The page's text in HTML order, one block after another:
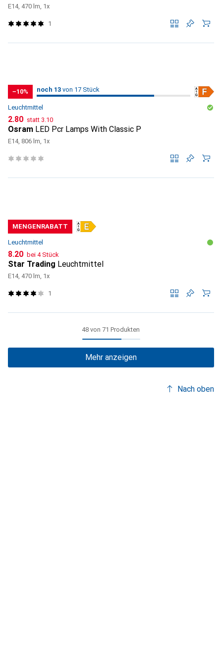
E14, 470 lm, 1x
1
−10% 13 / 17
13 von 17 Stück
noch 13 von 17 Stück
Leuchtmittel
CHF
2.80 statt CHF
3.10
Osram LED Pcr Lamps With Classic P
E14, 806 lm, 1x
MENGENRABATT
Leuchtmittel
CHF
8.20 bei 4 Stück
Star Trading Leuchtmittel
E14, 470 lm, 1x
1
48 von 71 Produkten
Mehr anzeigen
Nach oben